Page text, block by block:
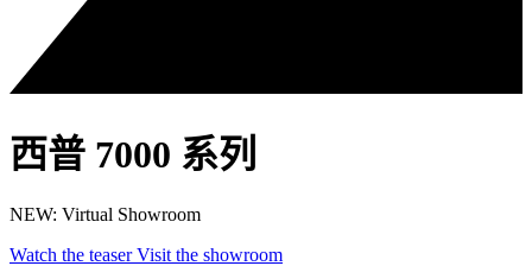
西普 7000 系列
NEW: Virtual Showroom
Watch the teaser Visit the showroom